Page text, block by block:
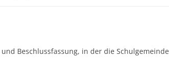
Beschlussfassung, in der die Schulgemeinde